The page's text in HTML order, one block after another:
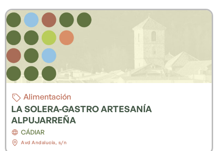
Alimentación
LA SOLERA-GASTRO ARTESANÍA
ALPUJARREÑA
CÁDIAR
Avd Andalucía, s/n